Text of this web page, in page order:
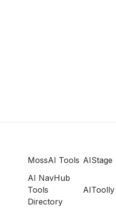
MossAI Tools AIStage
AI NavHub
Tools
Directory
AIToolly